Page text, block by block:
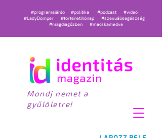
#programajánló #politika #podcast
#videó
#LadyDömper
#történetihónap
#szexuálisegészség
#magdiagőzben
#macskamedve
Mondj nemet a
gyűlöletre!